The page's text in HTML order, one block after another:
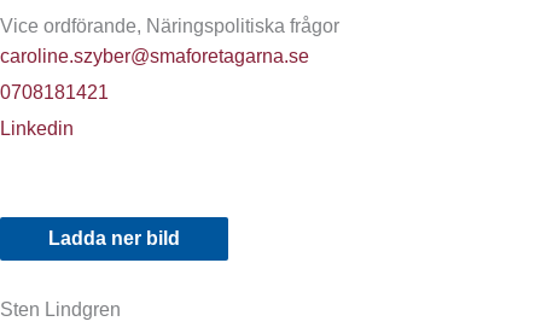
Vice ordförande, Näringspolitiska frågor
caroline.szyber@smaforetagarna.se
0708181421
Linkedin
Ladda ner bild
Sten Lindgren